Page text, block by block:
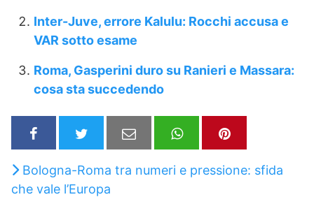
Inter-Juve, errore Kalulu: Rocchi accusa e
VAR sotto esame
Roma, Gasperini duro su Ranieri e Massara:
cosa sta succedendo
Bologna-Roma tra numeri e pressione: sfida
che vale l’Europa